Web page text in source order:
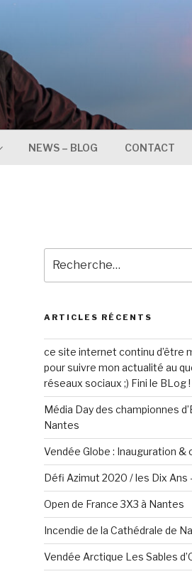
NEWS – BLOG CONTACT
pour
:
ARTICLES RÉCENTS
ce site internet continu d’être
pour suivre mon actualité au
réseaux sociaux ;) Fini le BLog !
Média Day des championnes
Nantes
Vendée Globe : Inauguration &
Défi Azimut 2020 / les Dix Ans
Open de France 3X3 à Nantes
Incendie de la Cathédrale de
Vendée Arctique Les Sables